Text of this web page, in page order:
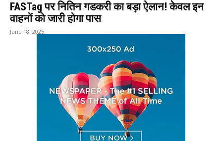
FASTag पर नितिन गडकरी का बड़ा ऐलान! केवल इन
वाहनों को जारी होगा पास
June 18, 2025